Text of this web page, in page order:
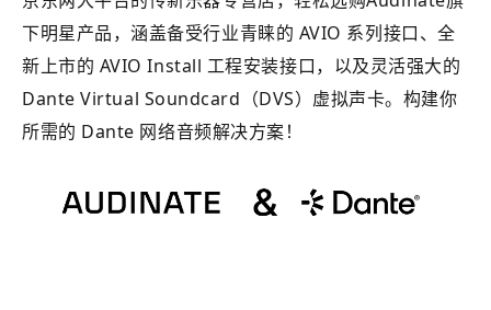
下明星产品，涵盖备受行业青睐的 AVIO 系列接口、全
新上市的 AVIO Install 工程安装接口，以及灵活强大的
Dante Virtual Soundcard（DVS）虚拟声卡。构建你
所需的 Dante 网络音频解决方案！